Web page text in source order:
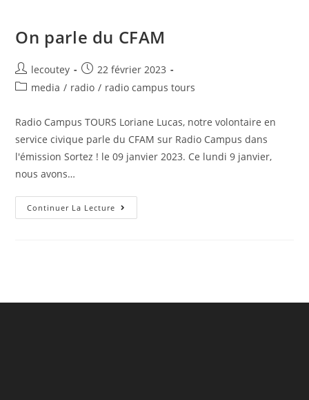
On parle du CFAM
Auteur/autrice
de
lecoutey
Post
published:
22 février 2023
Postmedia / radio / radio campus tours
Radio Campus TOURS Loriane Lucas, notre volontaire en
service civique parle du CFAM sur Radio Campus dans
l'émission Sortez ! le 09 janvier 2023. Ce lundi 9 janvier,
nous avons…
Continuer La Lecture On
Parle